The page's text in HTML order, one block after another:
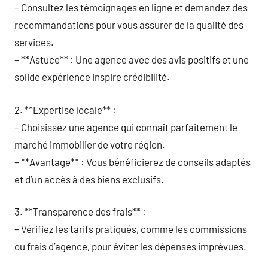
– Consultez les témoignages en ligne et demandez des
recommandations pour vous assurer de la qualité des
services.
– **Astuce** : Une agence avec des avis positifs et une
solide expérience inspire crédibilité.
2. **Expertise locale** :
– Choisissez une agence qui connaît parfaitement le
marché immobilier de votre région.
– **Avantage** : Vous bénéficierez de conseils adaptés
et d’un accès à des biens exclusifs.
3. **Transparence des frais** :
– Vérifiez les tarifs pratiqués, comme les commissions
ou frais d’agence, pour éviter les dépenses imprévues.